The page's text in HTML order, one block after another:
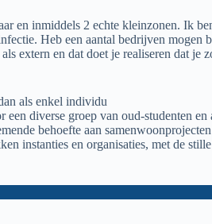
en inmiddels 2 echte kleinzonen. Ik
Heb een aantal bedrijven mogen
extern en dat doet je realiseren dat je
als enkel individu
diverse groep van oud-studenten en
behoefte aan
instanties en organisaties, met de